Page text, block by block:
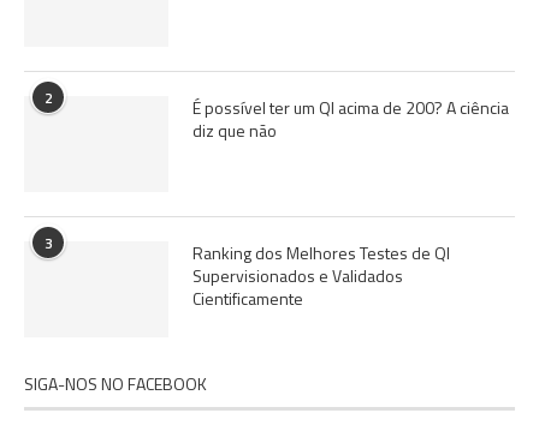
2
É possível ter um QI acima de 200? A ciência
diz que não
3
Ranking dos Melhores Testes de QI
Supervisionados e Validados
Cientificamente
SIGA-NOS NO FACEBOOK